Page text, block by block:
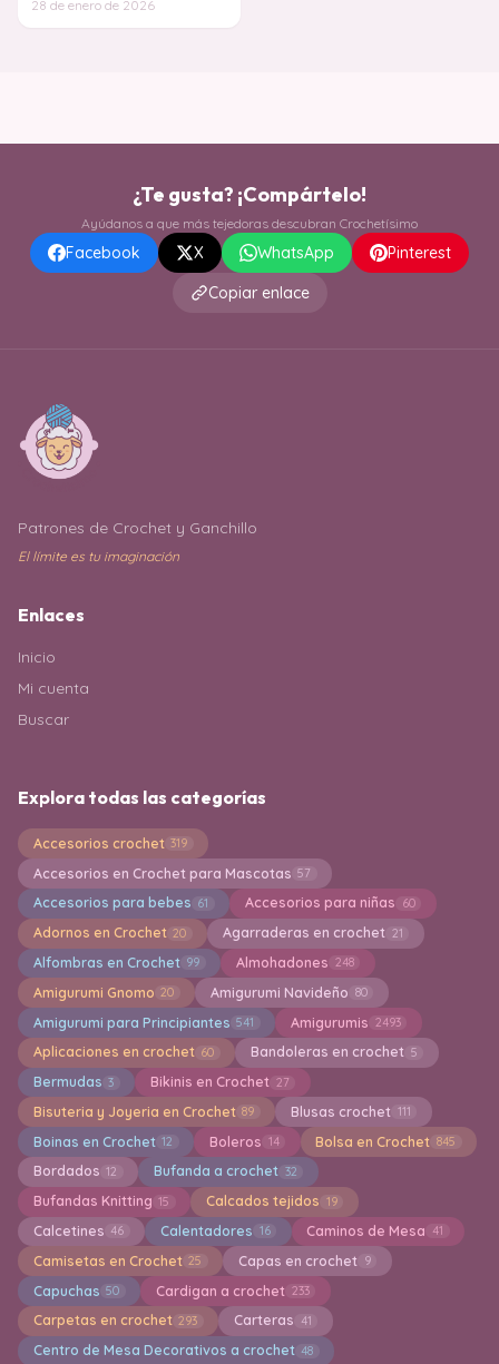
encantador? Este es
28 de enero de 2026
¿Te gusta? ¡Compártelo!
Ayúdanos a que más tejedoras descubran Crochetísimo
Facebook X WhatsApp
Pinterest
Copiar enlace
Patrones de Crochet y Ganchillo
El límite es tu imaginación
Enlaces
Inicio
Mi cuenta
Buscar
Explora todas las categorías
Accesorios crochet 319
Accesorios en Crochet para Mascotas 57
Accesorios para bebes 61 Accesorios para niñas 60
Adornos en Crochet 20 Agarraderas en crochet 21
Alfombras en Crochet 99 Almohadones 248
Amigurumi Gnomo 20 Amigurumi Navideño 80
Amigurumi para Principiantes 541 Amigurumis 2493
Aplicaciones en crochet 60 Bandoleras en crochet 5
Bermudas 3 Bikinis en Crochet 27
Bisuteria y Joyeria en Crochet 89 Blusas crochet 111
Boinas en Crochet 12 Boleros 14 Bolsa en Crochet 845
Bordados 12 Bufanda a crochet 32
Bufandas Knitting 15 Calcados tejidos 19
Calcetines 46 Calentadores 16 Caminos de Mesa 41
Camisetas en Crochet 25 Capas en crochet 9
Capuchas 50 Cardigan a crochet 233
Carpetas en crochet 293 Carteras 41
Centro de Mesa Decorativos a crochet 48